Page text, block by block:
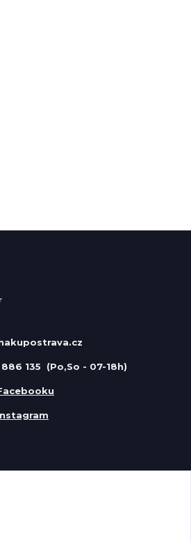
135 (Po,So - 07-18h)